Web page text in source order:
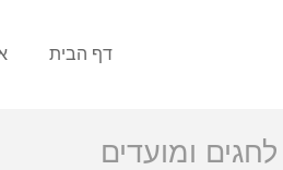
דף הבית
ומועדים